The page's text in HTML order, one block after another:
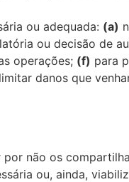
ou adequada: (a)
ou decisão de
operações; (f) para
danos que
não os
ou, ainda,